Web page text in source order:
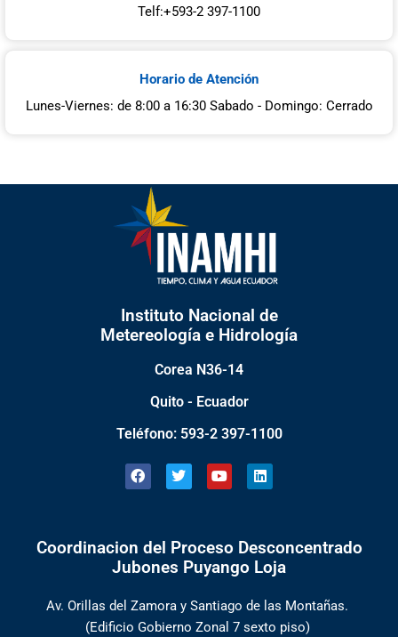
Telf:+593-2 397-1100
Horario de Atención
Lunes-Viernes: de 8:00 a 16:30 Sabado - Domingo: Cerrado
Instituto Nacional de
Metereología e Hidrología
Corea N36-14
Quito - Ecuador
Teléfono: 593-2 397-1100
F
a
c
o
k
T
w
i
r
Y
o
u
e
L
i
n
i
n
Coordinacion del Proceso Desconcentrado
Jubones Puyango Loja
Av. Orillas del Zamora y Santiago de las Montañas.
(Edificio Gobierno Zonal 7 sexto piso)